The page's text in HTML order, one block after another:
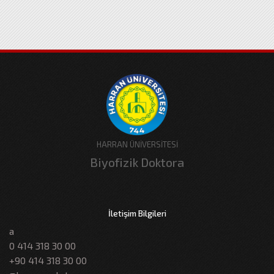
HARRAN ÜNİVERSİTESİ
Biyofizik Doktora
İletişim Bilgileri
a
0 414 318 30 00
+90 414 318 30 00